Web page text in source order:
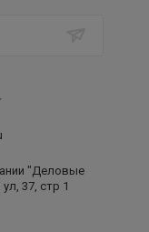
"Деловые
37, стр 1